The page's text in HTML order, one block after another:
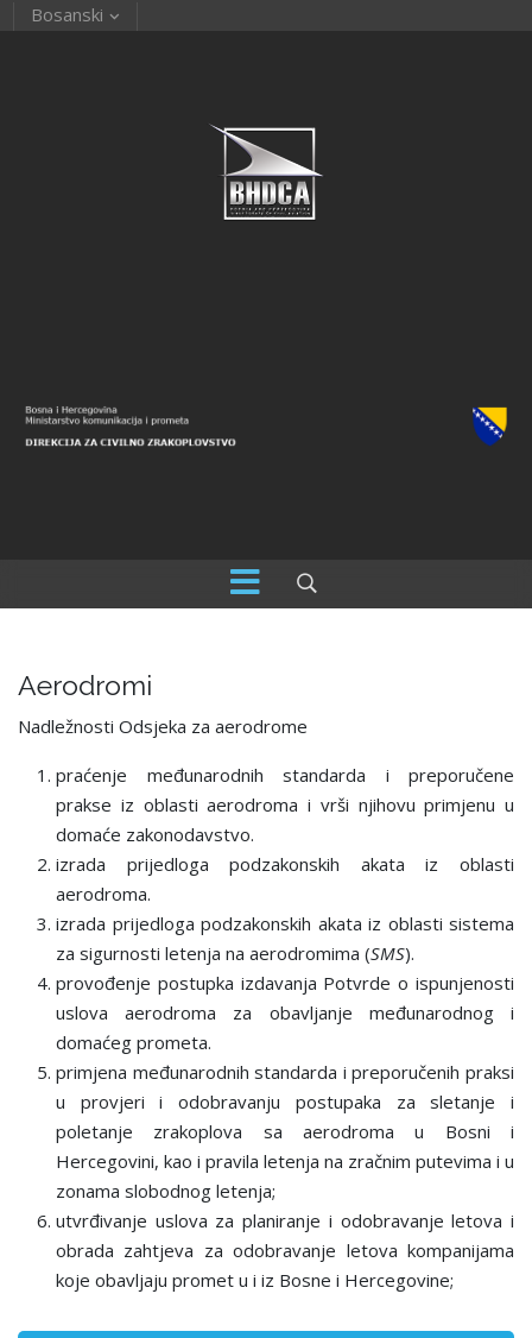
Bosanski
Aerodromi
Nadležnosti Odsjeka za aerodrome
praćenje međunarodnih standarda i preporučene
prakse iz oblasti aerodroma i vrši njihovu primjenu u
domaće zakonodavstvo.
izrada prijedloga podzakonskih akata iz oblasti
aerodroma.
izrada prijedloga podzakonskih akata iz oblasti sistema
za sigurnosti letenja na aerodromima (SMS).
provođenje postupka izdavanja Potvrde o ispunjenosti
uslova aerodroma za obavljanje međunarodnog i
domaćeg prometa.
primjena međunarodnih standarda i preporučenih praksi
u provjeri i odobravanju postupaka za sletanje i
poletanje zrakoplova sa aerodroma u Bosni i
Hercegovini, kao i pravila letenja na zračnim putevima i u
zonama slobodnog letenja;
utvrđivanje uslova za planiranje i odobravanje letova i
obrada zahtjeva za odobravanje letova kompanijama
koje obavljaju promet u i iz Bosne i Hercegovine;